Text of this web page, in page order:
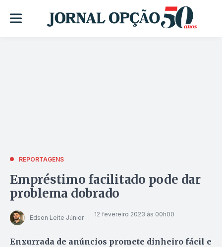
REPORTAGENS
Empréstimo facilitado pode dar
problema dobrado
Edson Leite Júnior 12 fevereiro 2023 às 00h00
Enxurrada de anúncios promete dinheiro fácil e